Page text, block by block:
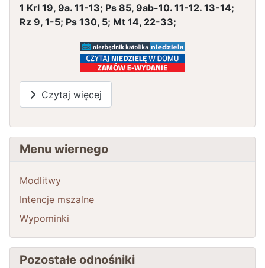
1 Krl 19, 9a. 11-13; Ps 85, 9ab-10. 11-12. 13-14;
Rz 9, 1-5; Ps 130, 5; Mt 14, 22-33;
Czytaj więcej
Menu wiernego
Modlitwy
Intencje mszalne
Wypominki
Pozostałe odnośniki